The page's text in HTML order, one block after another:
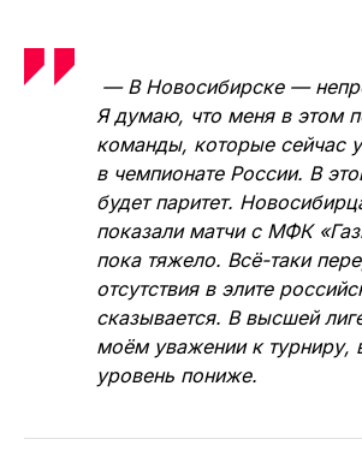
«Сибиряк» — «Ухта» — 4:5, 4:1
— В Новосибирске —
Я думаю, что меня в этом
команды, которые сейчас
в чемпионате России. В
будет паритет.